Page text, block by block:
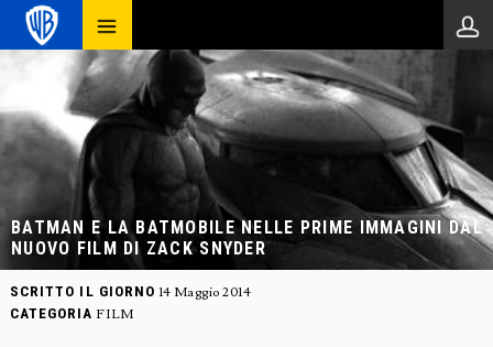
BATMAN E LA BATMOBILE NELLE PRIME IMMAGINI DAL
NUOVO FILM DI ZACK SNYDER
SCRITTO IL GIORNO 14 Maggio 2014
CATEGORIA FILM